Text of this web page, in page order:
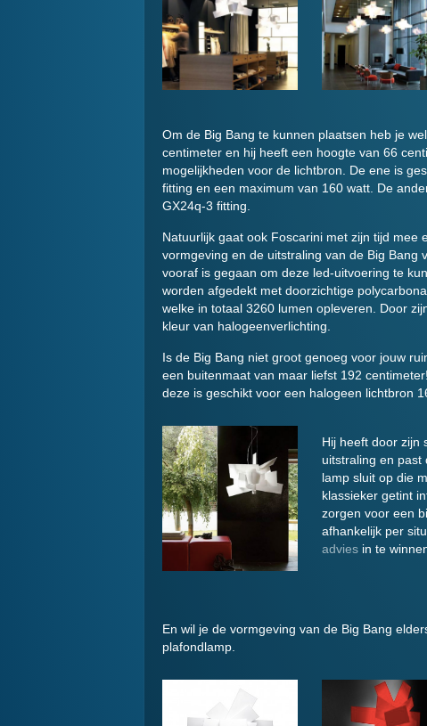
Om de Big Bang te kunnen plaatsen heb je
centimeter en hij heeft een hoogte van 66
mogelijkheden voor de lichtbron. De ene is
fitting en een maximum van 160 watt. De
GX24q-3 fitting.
Natuurlijk gaat ook Foscarini met zijn tijd
vormgeving en de uitstraling van de Big Bang
vooraf is gegaan om deze led-uitvoering te
worden afgedekt met doorzichtige
welke in totaal 3260 lumen opleveren. Door
kleur van halogeenverlichting.
Is de Big Bang niet groot genoeg voor jouw
een buitenmaat van maar liefst 192
deze is geschikt voor een halogeen lichtbron
Hij heeft door zijn
uitstraling en
lamp sluit op die
klassieker getint
zorgen voor een
afhankelijk per
advies in te
En wil je de vormgeving van de Big Bang
plafondlamp.